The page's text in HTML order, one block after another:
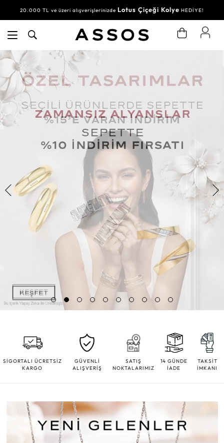
20.000 TL ve üzeri alışverişlerinizde Lotus Çiçeği Kolye HEDİYE!
SİGORTALI ÜCRETSİZ
KARGO
GÜVENLİ
ALIŞVERİŞ
SATIŞ
NOKTALARIMIZ
14 GÜNDE
İADE
TAKSİT
İMKANI